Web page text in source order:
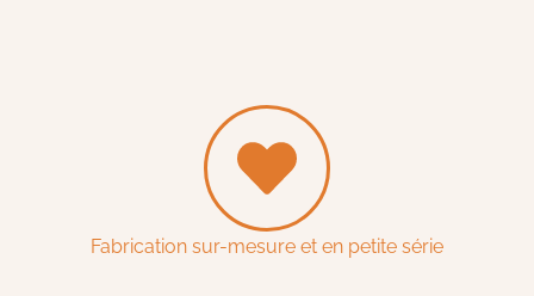
Fabrication sur-mesure et en petite série